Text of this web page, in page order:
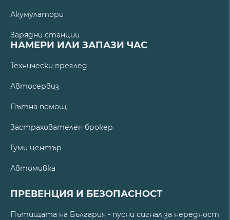
Акумулатори
Зарядни станции
НАМЕРИ ИЛИ ЗАПАЗИ ЧАС
Технически преглед
Автосервиз
Пътна помощ
Застрахователен брокер
Гуми център
Автомивка
ПРЕВЕНЦИЯ И БЕЗОПАСНОСТ
Пътищата на България - пусни сигнал за нередност